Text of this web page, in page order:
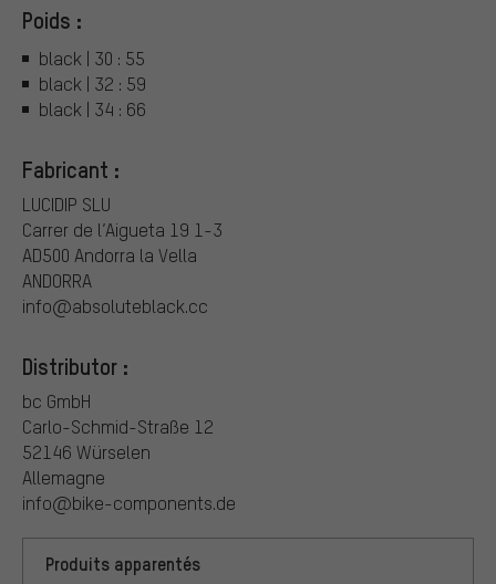
Poids :
black | 30 : 55
black | 32 : 59
black | 34 : 66
Fabricant :
LUCIDIP SLU
Carrer de l’Aigueta 19 1-3
AD500 Andorra la Vella
ANDORRA
info@absoluteblack.cc
Distributor :
bc GmbH
Carlo-Schmid-Straße 12
52146 Würselen
Allemagne
info@bike-components.de
Produits apparentés